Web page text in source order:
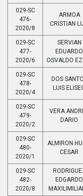
029-SC
476-
2020/8
ARMOA
CRISTIAN
029-SC
477-
2020/6
SERVIAN
EDUARDO
OSVALDO
029-SC
478-
2020/4
DOS
LUIS
029-SC
479-
2020/2
VERA
DARIO
029-SC
480-
2020/1
ALMIRON
CESAR
029-SC
482-
2020/8
EDGARDO